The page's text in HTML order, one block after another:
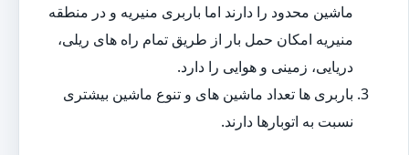
ماشین محدود را دارند اما باربری منیریه و در منطقه
منیریه امکان حمل بار از طریق تمام راه های ریلی،
دریایی، زمینی و هوایی را دارد.
باربری ها تعداد ماشین های و تنوع ماشین بیشتری
نسبت به اتوبارها دارند.